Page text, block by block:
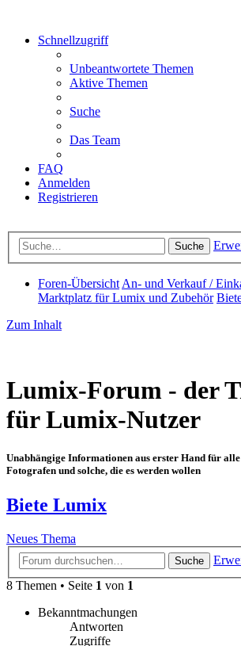
Schnellzugriff
Unbeantwortete Themen
Aktive Themen
Suche
Das Team
FAQ
Anmelden
Registrieren
Suche
Foren-Übersicht An- und Verkauf /
Marktplatz für Lumix und Zubehör
Zum Inhalt
Lumix-Forum - der
für Lumix-Nutzer
Unabhängige Informationen aus erster Hand für
Fotografen und solche, die es werden wollen
Biete Lumix
Neues Thema
Suche
8 Themen • Seite 1 von 1
Bekanntmachungen
Antworten
Zugriffe